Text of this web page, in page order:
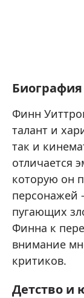
Биография
Финн
талант и
так и
отличается
которую он
персонажей
пугающих
Финна к
внимание
критиков.
Детство и